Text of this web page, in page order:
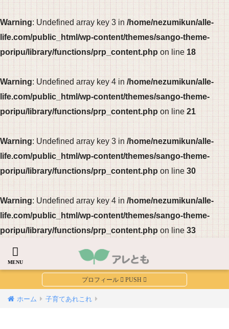
Warning: Undefined array key 3 in /home/nezumikun/alle-
life.com/public_html/wp-content/themes/sango-theme-
poripu/library/functions/prp_content.php on line 18
Warning: Undefined array key 4 in /home/nezumikun/alle-
life.com/public_html/wp-content/themes/sango-theme-
poripu/library/functions/prp_content.php on line 21
Warning: Undefined array key 3 in /home/nezumikun/alle-
life.com/public_html/wp-content/themes/sango-theme-
poripu/library/functions/prp_content.phpon line 30
Warning: Undefined array key 4 in /home/nezumikun/alle-
life.com/public_html/wp-content/themes/sango-theme-
poripu/library/functions/prp_content.php on line 33
ホーム 子育てあれこれ